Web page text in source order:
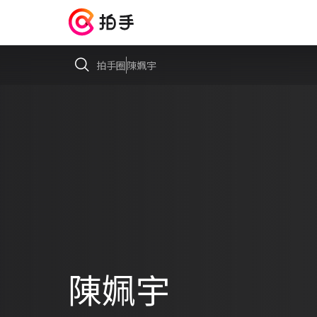
拍手圈陳姵宇
陳姵宇